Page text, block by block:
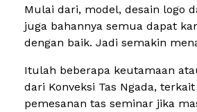
Mulai dari, model, desain logo
juga bahannya semua dapat
dengan baik. Jadi semakin
Itulah beberapa keutamaan
dari Konveksi Tas Ngada,
pemesanan tas seminar jika